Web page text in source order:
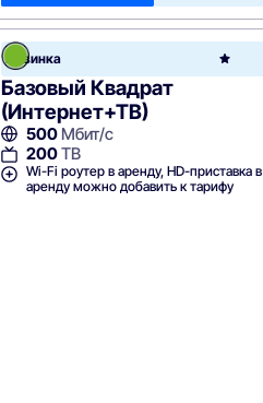
точка
Новинка
Базовый Квадрат
(Интернет+ТВ)
500Мбит/с
200ТВ
Wi-Fi роутер в аренду, HD-приставка в
аренду можно добавить к тарифу